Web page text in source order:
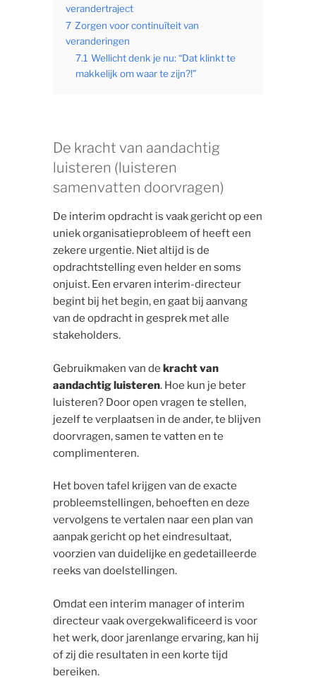
verandertraject
7 Zorgen voor continuïteit van
veranderingen
7.1 Wellicht denk je nu: “Dat klinkt te
makkelijk om waar te zijn?!”
De kracht van aandachtig
luisteren (luisteren
samenvatten doorvragen)
De interim opdracht is vaak gericht op een
uniek organisatieprobleem of heeft een
zekere urgentie. Niet altijd is de
opdrachtstelling even helder en soms
onjuist. Een ervaren interim-directeur
begint bij het begin, en gaat bij aanvang
van de opdracht in gesprek met alle
stakeholders.
Gebruikmaken van de kracht van
aandachtig luisteren. Hoe kun je beter
luisteren? Door open vragen te stellen,
jezelf te verplaatsen in de ander, te blijven
doorvragen, samen te vatten en te
complimenteren.
Het boven tafel krijgen van de exacte
probleemstellingen, behoeften en deze
vervolgens te vertalen naar een plan van
aanpak gericht op het eindresultaat,
voorzien van duidelijke en gedetailleerde
reeks van doelstellingen.
Omdat een interim manager of interim
directeur vaak overgekwalificeerd is voor
het werk, door jarenlange ervaring, kan hij
of zij die resultaten in een korte tijd
bereiken.